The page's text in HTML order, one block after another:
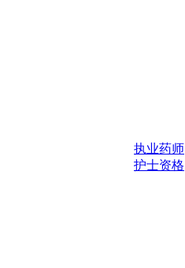
执业药师
护士资格